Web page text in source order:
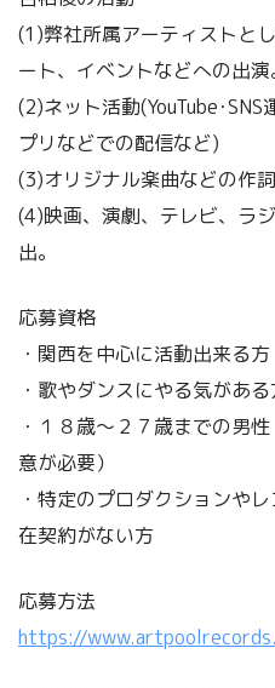
(1)弊社所属アーティストと
ート、イベントなどへの出演
(2)ネット活動(YouTube･
プリなどでの配信など)
(3)オリジナル楽曲などの作
(4)映画、演劇、テレビ、ラ
出。
応募資格
・関西を中心に活動出来る方
・歌やダンスにやる気がある
・１８歳～２７歳までの男
意が必要）
・特定のプロダクションや
在契約がない方
応募方法
https://